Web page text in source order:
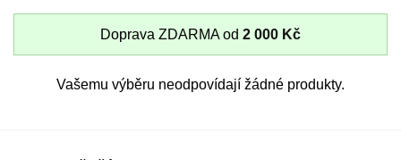
Doprava ZDARMA od 2 000 Kč
Vašemu výběru neodpovídají žádné produkty.